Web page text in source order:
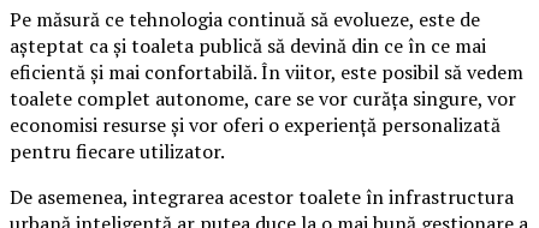
Pe măsură ce tehnologia continuă să evolueze, este de
așteptat ca și toaleta publică să devină din ce în ce mai
eficientă și mai confortabilă. În viitor, este posibil să vedem
toalete complet autonome, care se vor curăța singure, vor
economisi resurse și vor oferi o experiență personalizată
pentru fiecare utilizator.
De asemenea, integrarea acestor toalete în infrastructura